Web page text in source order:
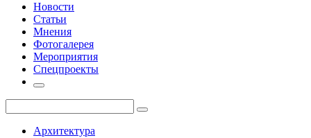
Новости
Статьи
Мнения
Фотогалерея
Мероприятия
Спецпроекты
Архитектура